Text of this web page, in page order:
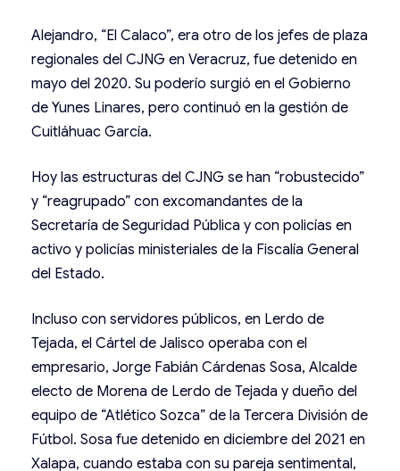
Alejandro, “El Calaco”, era otro de los jefes de plaza
regionales del CJNG en Veracruz, fue detenido en
mayo del 2020. Su poderío surgió en el Gobierno
de Yunes Linares, pero continuó en la gestión de
Cuitláhuac García.
Hoy las estructuras del CJNG se han “robustecido”
y “reagrupado” con excomandantes de la
Secretaría de Seguridad Pública y con policías en
activo y policías ministeriales de la Fiscalía General
del Estado.
Incluso con servidores públicos, en Lerdo de
Tejada, el Cártel de Jalisco operaba con el
empresario, Jorge Fabián Cárdenas Sosa, Alcalde
electo de Morena de Lerdo de Tejada y dueño del
equipo de “Atlético Sozca” de la Tercera División de
Fútbol. Sosa fue detenido en diciembre del 2021 en
Xalapa, cuando estaba con su pareja sentimental,